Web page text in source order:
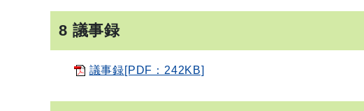
8 議事録
議事録[PDF：242KB]